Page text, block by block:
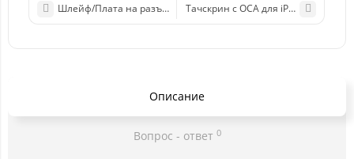
Шлейф/Плата на разъем зарядки/микрофон для iPhone X
Тачскрин с OCA для iPhone X
Описание
Вопрос - ответ 0